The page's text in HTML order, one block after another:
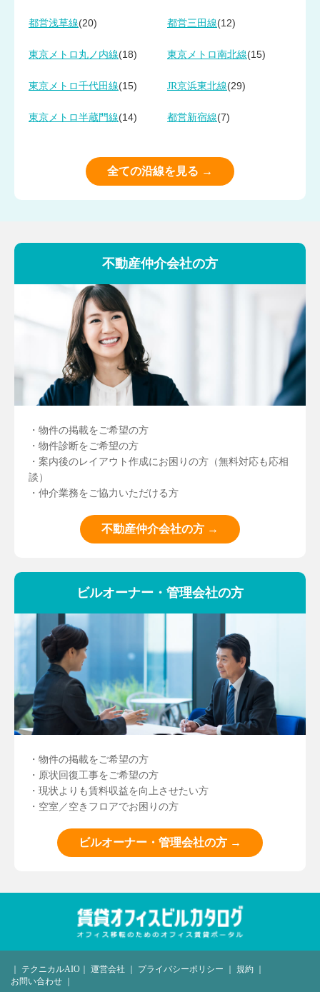
都営浅草線(20) 都営三田線(12)
東京メトロ丸ノ内線(18) 東京メトロ南北線(15)
東京メトロ千代田線(15) JR京浜東北線(29)
東京メトロ半蔵門線(14) 都営新宿線(7)
全ての沿線を見る →
不動産仲介会社の方
・物件の掲載をご希望の方
・物件診断をご希望の方
・案内後のレイアウト作成にお困りの方（無料対応も応相
談）
・仲介業務をご協力いただける方
不動産仲介会社の方 →
ビルオーナー・管理会社の方
・物件の掲載をご希望の方
・原状回復工事をご希望の方
・現状よりも賃料収益を向上させたい方
・空室／空きフロアでお困りの方
ビルオーナー・管理会社の方 →
｜ テクニカルAIO ｜ 運営会社 ｜ プライバシーポリシー ｜ 規約 ｜
お問い合わせ ｜